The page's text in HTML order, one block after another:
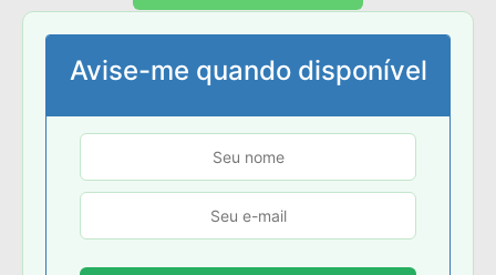
Avise-me quando disponível